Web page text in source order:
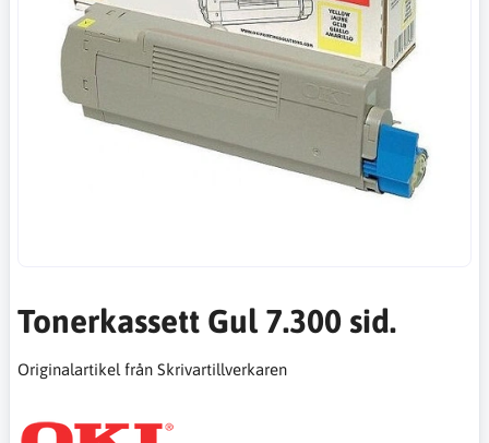
Tonerkassett Gul 7.300 sid.
Originalartikel från Skrivartillverkaren